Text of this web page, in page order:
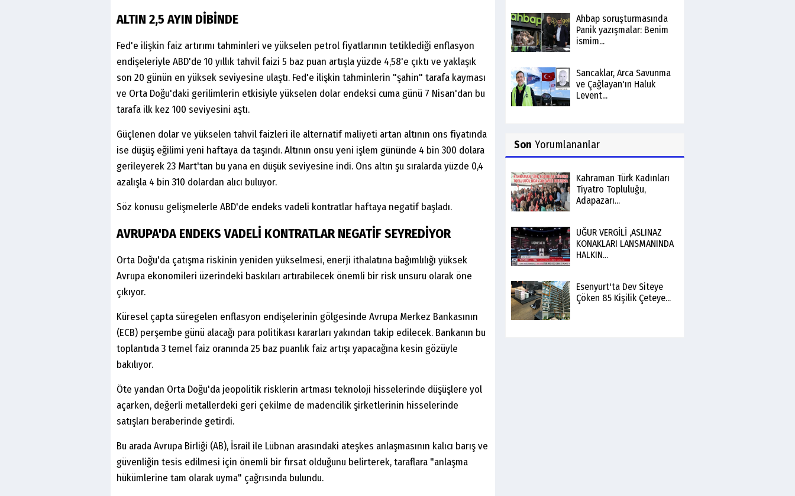
ALTIN 2,5 AYIN DİBİNDE
Fed'e ilişkin faiz artırımı tahminleri ve yükselen petrol fiyatlarının tetiklediği enflasyon
endişeleriyle ABD'de 10 yıllık tahvil faizi 5 baz puan artışla yüzde 4,58'e çıktı ve yaklaşık
son 20 günün en yüksek seviyesine ulaştı. Fed'e ilişkin tahminlerin "şahin" tarafa kayması
ve Orta Doğu'daki gerilimlerin etkisiyle yükselen dolar endeksi cuma günü 7 Nisan'dan bu
tarafa ilk kez 100 seviyesini aştı.
Güçlenen dolar ve yükselen tahvil faizleri ile alternatif maliyeti artan altının ons fiyatında
ise düşüş eğilimi yeni haftaya da taşındı. Altının onsu yeni işlem gününde 4 bin 300 dolara
gerileyerek 23 Mart'tan bu yana en düşük seviyesine indi. Ons altın şu sıralarda yüzde 0,4
azalışla 4 bin 310 dolardan alıcı buluyor.
Söz konusu gelişmelerle ABD'de endeks vadeli kontratlar haftaya negatif başladı.
AVRUPA'DA ENDEKS VADELİ KONTRATLAR NEGATİF SEYREDİYOR
Orta Doğu'da çatışma riskinin yeniden yükselmesi, enerji ithalatına bağımlılığı yüksek
Avrupa ekonomileri üzerindeki baskıları artırabilecek önemli bir risk unsuru olarak öne
çıkıyor.
Küresel çapta süregelen enflasyon endişelerinin gölgesinde Avrupa Merkez Bankasının
(ECB) perşembe günü alacağı para politikası kararları yakından takip edilecek. Bankanın bu
toplantıda 3 temel faiz oranında 25 baz puanlık faiz artışı yapacağına kesin gözüyle
bakılıyor.
Öte yandan Orta Doğu'da jeopolitik risklerin artması teknoloji hisselerinde düşüşlere yol
açarken, değerli metallerdeki geri çekilme de madencilik şirketlerinin hisselerinde
satışları beraberinde getirdi.
Bu arada Avrupa Birliği (AB), İsrail ile Lübnan arasındaki ateşkes anlaşmasının kalıcı barış ve
güvenliğin tesis edilmesi için önemli bir fırsat olduğunu belirterek, taraflara "anlaşma
hükümlerine tam olarak uyma" çağrısında bulundu.
Ahbap soruşturmasında
Panik yazışmalar: Benim
ismim...
Sancaklar, Arca Savunma
ve Çağlayan'ın Haluk
Levent...
Son Yorumlananlar
Kahraman Türk Kadınları
Tiyatro Topluluğu,
Adapazarı...
UĞUR VERGİLİ ,ASLINAZ
KONAKLARI LANSMANINDA
HALKIN...
Esenyurt'ta Dev Siteye
Çöken 85 Kişilik Çeteye...